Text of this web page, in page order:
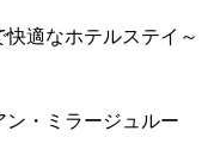
適なホテルステイ～
・ミラージュルー